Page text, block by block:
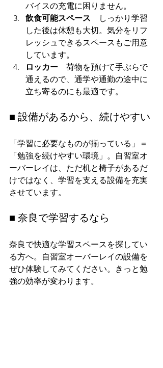
バイスの充電に困りません。
飲食可能スペース しっかり学習
した後は休憩も大切。気分をリフ
レッシュできるスペースもご用意
しています。
ロッカー 荷物を預けて手ぶらで
通えるので、通学や通勤の途中に
立ち寄るのにも最適です。
■ 設備があるから、続けやすい
「学習に必要なものが揃っている」＝
「勉強を続けやすい環境」。自習室オ
ーバーレイは、ただ机と椅子があるだ
けではなく、学習を支える設備を充実
させています。
■ 奈良で学習するなら
奈良で快適な学習スペースを探してい
る方へ。自習室オーバーレイの設備を
ぜひ体験してみてください。きっと勉
強の効率が変わります。